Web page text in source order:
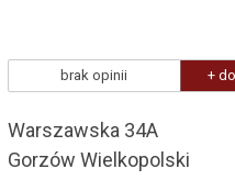
brak opinii +
Warszawska 34A
Gorzów Wielkopolski